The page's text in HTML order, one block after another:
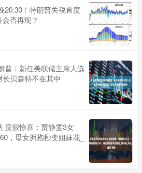
20:30！特朗普关税首度
否再现？
普：新任美联储主席人选
贝森特不在其中
度假惊喜：贾静雯3女
，母女拥抱秒变姐妹花_